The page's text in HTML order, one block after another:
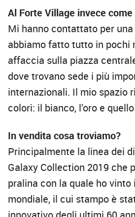
Al Forte Village invece
Mi hanno contattato per
abbiamo fatto tutto in pochi
affaccia sulla piazza
dove trovano sede i più
internazionali. Il mio spazio
colori: il bianco, l’oro e
In vendita cosa troviamo?
Principalmente la linea dei
Galaxy Collection 2019 che
pralina con la quale ho
mondiale, il cui stampo è